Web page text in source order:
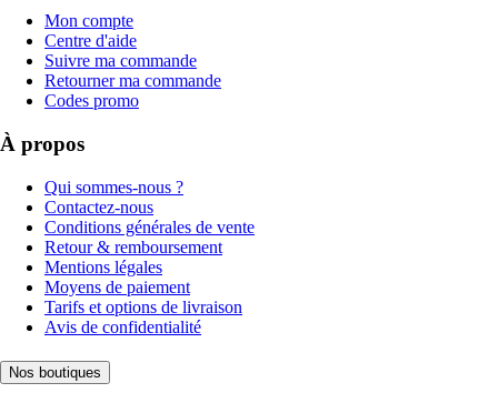
Mon compte
Centre d'aide
Suivre ma commande
Retourner ma commande
Codes promo
À propos
Qui sommes-nous ?
Contactez-nous
Conditions générales de vente
Retour & remboursement
Mentions légales
Moyens de paiement
Tarifs et options de livraison
Avis de confidentialité
Nos boutiques